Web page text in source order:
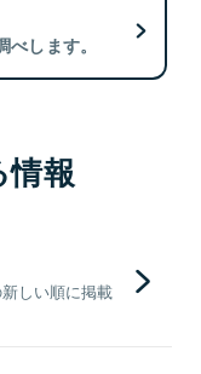
します。
情報
しい順に掲載